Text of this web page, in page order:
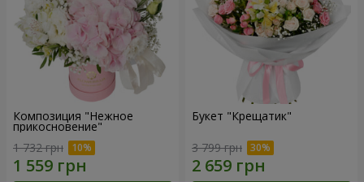
Композиция "Нежное
прикосновение"
1 732 грн
Букет "Крещатик"
3 799 грн